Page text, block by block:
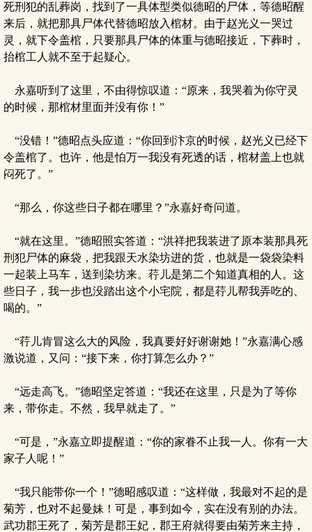
死刑犯的乱葬岗，找到了一具体型类似德昭的尸体，等德昭醒
来后，就把那具尸体代替德昭放入棺材。由于赵光义一哭过
灵，就下令盖棺，只要那具尸体的体重与德昭接近，下葬时，
抬棺工人就不至于起疑心。
永嘉听到了这里，不由得惊叹道：“原来，我哭着为你守灵
的时候，那棺材里面并没有你！”
“没错！”德昭点头应道：“你回到汴京的时候，赵光义已经下
令盖棺了。也许，他是怕万一我没有死透的话，棺材盖上也就
闷死了。”
“那么，你这些日子都在哪里？”永嘉好奇问道。
“就在这里。”德昭照实答道：“洪祥把我装进了原本装那具死
刑犯尸体的麻袋，把我跟天水染坊进的货，也就是一袋袋染料
一起装上马车，送到染坊来。荇儿是第二个知道真相的人。这
些日子，我一步也没踏出这个小宅院，都是荇儿帮我弄吃的、
喝的。”
“荇儿肯冒这么大的风险，我真要好好谢谢她！”永嘉满心感
激说道，又问：“接下来，你打算怎么办？”
“远走高飞。”德昭坚定答道：“我还在这里，只是为了等你
来，带你走。不然，我早就走了。”
“可是，”永嘉立即提醒道：“你的家眷不止我一人。你有一大
家子人呢！”
“我只能带你一个！”德昭感叹道：“这样做，我最对不起的是
菊芳，也对不起曼妹！可是，事到如今，实在没有别的办法。
武功郡王死了，菊芳是郡王妃，郡王府就得要由菊芳来主持，